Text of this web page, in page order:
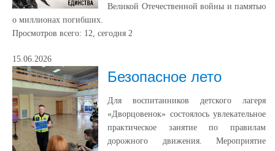
Великой Отечественной войны и памятью
о миллионах погибших.
Просмотров всего: 12, сегодня 2
15.06.2026
Безопасное лето
Для воспитанников детского лагеря
«Дворцовенок» состоялось увлекательное
практическое занятие по правилам
дорожного движения. Мероприятие